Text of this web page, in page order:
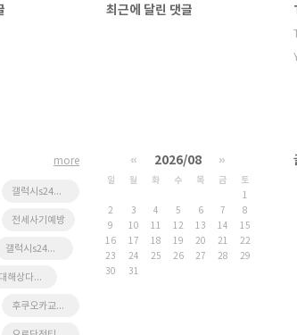
최근에 달린 댓글
갤럭시s24사전구매혜택
전세사기예방
갤럭시s24사전계약혜택
현대해상다이렉트자동차보험
후쿠오카교통카드
more « 2026/08 »
일 월 화 수 목 금
토
1
2
3 4 5 6 7
8
9
10 11 12 13 14
15
16
17 18 19 20 21
22
23
24 25 26 27 28
29
30
31